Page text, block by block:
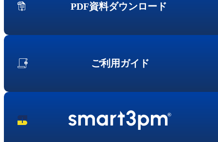
PDF資料ダウンロード
ご利用ガイド